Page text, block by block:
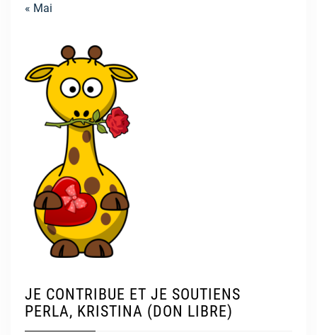
« Mai
JE CONTRIBUE ET JE SOUTIENS
PERLA, KRISTINA (DON LIBRE)